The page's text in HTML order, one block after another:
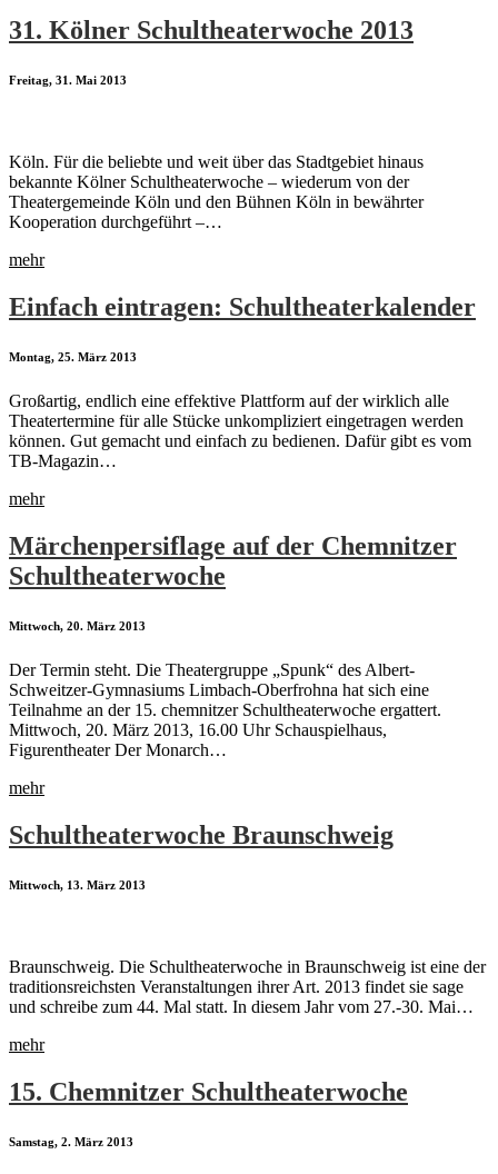
31. Kölner Schultheaterwoche 2013
Freitag, 31. Mai 2013
Köln. Für die beliebte und weit über das Stadtgebiet hinaus
bekannte Kölner Schultheaterwoche – wiederum von der
Theatergemeinde Köln und den Bühnen Köln in bewährter
Kooperation durchgeführt –…
mehr
Einfach eintragen: Schultheaterkalender
Montag, 25. März 2013
Großartig, endlich eine effektive Plattform auf der wirklich alle
Theatertermine für alle Stücke unkompliziert eingetragen werden
können. Gut gemacht und einfach zu bedienen. Dafür gibt es vom
TB-Magazin…
mehr
Märchenpersiflage auf der Chemnitzer
Schultheaterwoche
Mittwoch, 20. März 2013
Der Termin steht. Die Theatergruppe „Spunk“ des Albert-
Schweitzer-Gymnasiums Limbach-Oberfrohna hat sich eine
Teilnahme an der 15. chemnitzer Schultheaterwoche ergattert.
Mittwoch, 20. März 2013, 16.00 Uhr Schauspielhaus,
Figurentheater Der Monarch…
mehr
Schultheaterwoche Braunschweig
Mittwoch, 13. März 2013
Braunschweig. Die Schultheaterwoche in Braunschweig ist eine der
traditionsreichsten Veranstaltungen ihrer Art. 2013 findet sie sage
und schreibe zum 44. Mal statt. In diesem Jahr vom 27.-30. Mai…
mehr
15. Chemnitzer Schultheaterwoche
Samstag, 2. März 2013